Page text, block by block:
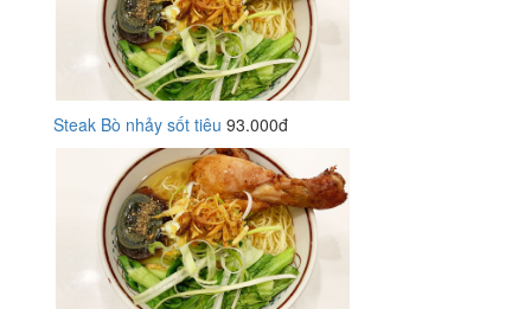
Steak Bò nhảy sốt tiêu 93.000đ